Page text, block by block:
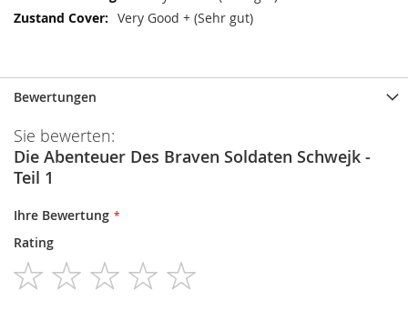
Very Good + (Sehr gut)
Bewertungen
Sie bewerten:
Die Abenteuer Des Braven Soldaten Schwejk -
Teil 1
Ihre Bewertung
Rating
1
star
2
stars
3
stars
4
stars